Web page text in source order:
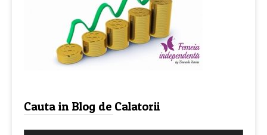
Cauta in Blog de Calatorii